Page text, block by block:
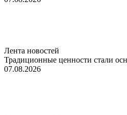
Лента новостей
Традиционные ценности стали
07.08.2026